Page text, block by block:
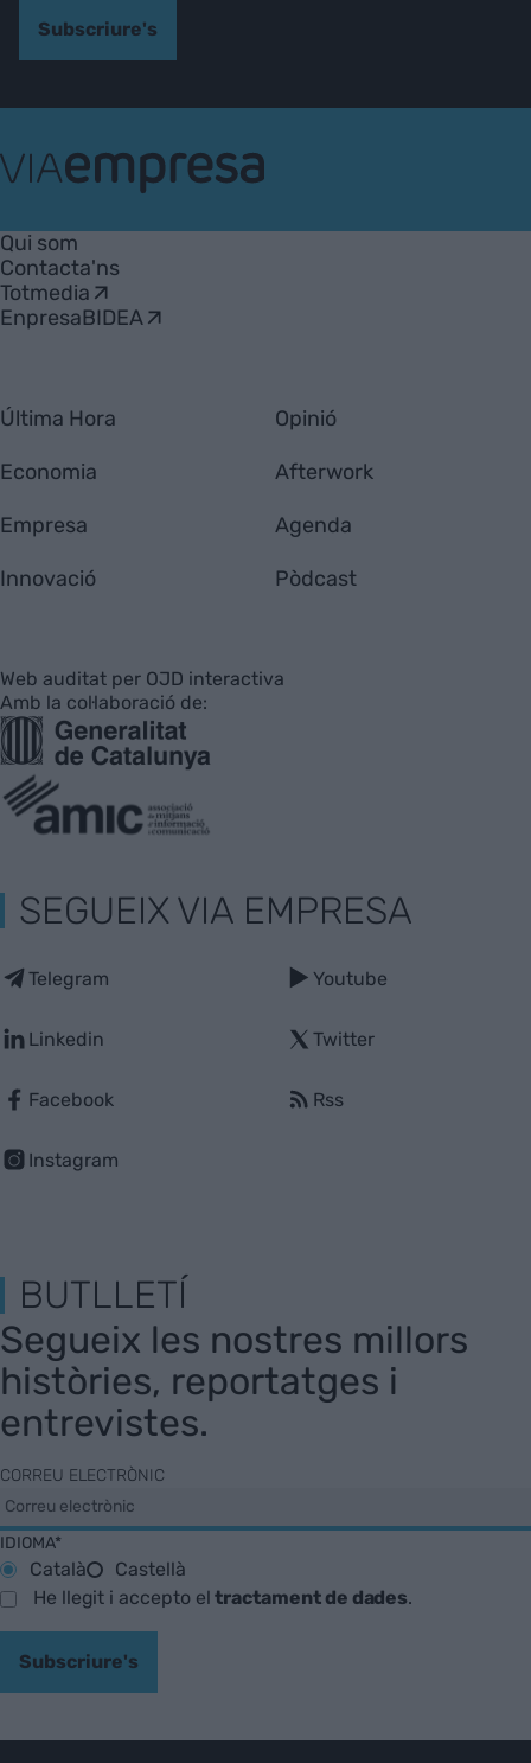
Subscriure's
Empresa
Qui som
Contacta'ns
Totmedia
EnpresaBIDEA
Última Hora
Economia
Empresa
Innovació
Opinió
Afterwork
Agenda
Pòdcast
Web auditat per OJD interactiva
Amb la col·laboració de:
SEGUEIX VIA EMPRESA
Telegram
Linkedin
Facebook
Instagram
Youtube
Twitter
Rss
BUTLLETÍ
Segueix les nostres millors
històries, reportatges i
entrevistes.
CORREU ELECTRÒNIC
IDIOMA*
Català
Castellà
He llegit i accepto eltractament de dades.
Subscriure's